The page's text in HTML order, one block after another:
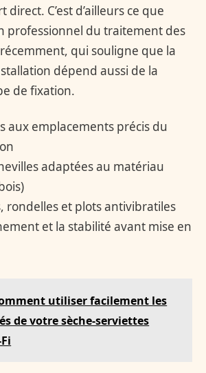
C’est d’ailleurs ce que
professionnel du traitement des
qui souligne que la
dépend aussi de la
de fixation.
aux emplacements précis du
adaptées au matériau
rondelles et plots antivibratiles
et la stabilité avant mise en
utiliser facilement les
de votre sèche-serviettes